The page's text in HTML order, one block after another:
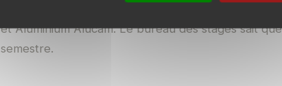
et Aluminium Alucam. Le bureau des stages sait
semestre.